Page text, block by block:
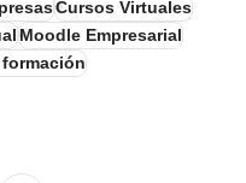
Cursos Virtuales
Moodle Empresarial